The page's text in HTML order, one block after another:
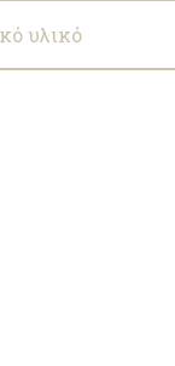
υλικό